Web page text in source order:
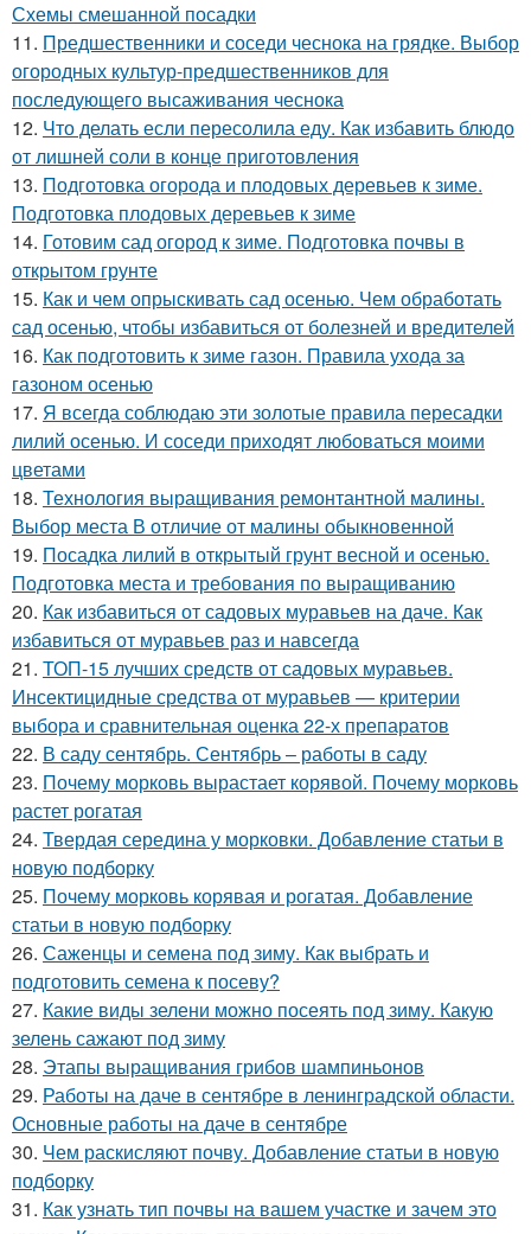
Схемы смешанной посадки
11. Предшественники и соседи чеснока на грядке. Выбор
огородных культур-предшественников для
последующего высаживания чеснока
12. Что делать если пересолила еду. Как избавить блюдо
от лишней соли в конце приготовления
13. Подготовка огорода и плодовых деревьев к зиме.
Подготовка плодовых деревьев к зиме
14. Готовим сад огород к зиме. Подготовка почвы в
открытом грунте
15. Как и чем опрыскивать сад осенью. Чем обработать
сад осенью, чтобы избавиться от болезней и вредителей
16. Как подготовить к зиме газон. Правила ухода за
газоном осенью
17. Я всегда соблюдаю эти золотые правила пересадки
лилий осенью. И соседи приходят любоваться моими
цветами
18. Технология выращивания ремонтантной малины.
Выбор места В отличие от малины обыкновенной
19. Посадка лилий в открытый грунт весной и осенью.
Подготовка места и требования по выращиванию
20. Как избавиться от садовых муравьев на даче. Как
избавиться от муравьев раз и навсегда
21. ТОП-15 лучших средств от садовых муравьев.
Инсектицидные средства от муравьев — критерии
выбора и сравнительная оценка 22-х препаратов
22. В саду сентябрь. Сентябрь – работы в саду
23. Почему морковь вырастает корявой. Почему морковь
растет рогатая
24. Твердая середина у морковки. Добавление статьи в
новую подборку
25. Почему морковь корявая и рогатая. Добавление
статьи в новую подборку
26. Саженцы и семена под зиму. Как выбрать и
подготовить семена к посеву?
27. Какие виды зелени можно посеять под зиму. Какую
зелень сажают под зиму
28. Этапы выращивания грибов шампиньонов
29. Работы на даче в сентябре в ленинградской области.
Основные работы на даче в сентябре
30. Чем раскисляют почву. Добавление статьи в новую
подборку
31. Как узнать тип почвы на вашем участке и зачем это